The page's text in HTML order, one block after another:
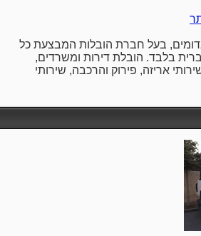
בעל חברת הובלות המבצעת כל
בלבד. הובלת דירות ומשרדים,
אריזה, פירוק והרכבה, שירותי